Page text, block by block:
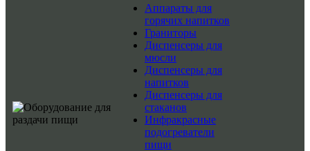
Аппараты для
горячих напитков
Граниторы
Диспенсеры для
мюсли
Диспенсеры для
напитков
Диспенсеры для
стаканов
Инфракрасные
подогреватели
пищи